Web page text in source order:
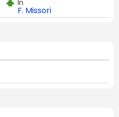
In
F. Missori